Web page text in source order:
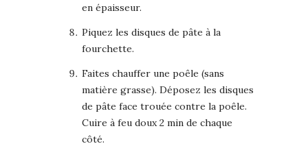
en épaisseur.
Piquez les disques de pâte à la
fourchette.
Faites chauffer une poêle (sans
matière grasse). Déposez les disques
de pâte face trouée contre la poêle.
Cuire à feu doux 2 min de chaque
côté.